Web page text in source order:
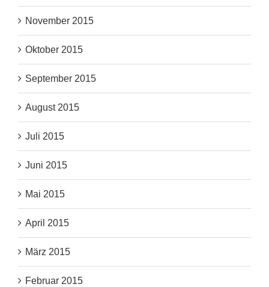
November 2015
Oktober 2015
September 2015
August 2015
Juli 2015
Juni 2015
Mai 2015
April 2015
März 2015
Februar 2015